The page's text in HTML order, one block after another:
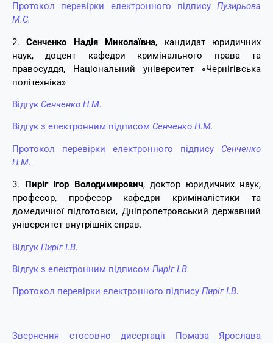
Протокол перевірки електронного підпису Пузирьова
М.С.
2.Сенченко Надія Миколаївна, кандидат юридичних
наук, доцент кафедри кримінального права та
правосуддя, Національний університет «Чернігівська
політехніка»
Відгук Сенченко Н.М.
Відгук з електронним підписом Сенченко Н.М.
Протокол перевірки електронного підпису Сенченко
Н.М.
3. Пиріг Ігор Володимирович, доктор юридичних наук,
професор, професор кафедри криміналістики та
домедичної підготовки, Дніпропетровський державний
університет внутрішніх справ.
Відгук Пиріг І.В.
Відгук з електронним підписом Пиріг І.В.
Протокол перевірки електронного підпису Пиріг І.В.
Звернення стосовно дисертації Помаза Ярослава